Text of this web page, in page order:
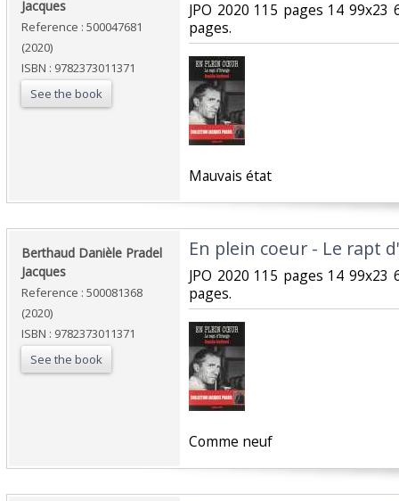
Jacques‎
Reference : 500047681
(2020)
ISBN : 9782373011371
See the book
‎JPO 2020 115 pages 14 99x23
pages.‎
‎Mauvais état‎
‎Berthaud Danièle Pradel
Jacques‎
Reference : 500081368
(2020)
ISBN : 9782373011371
See the book
‎En plein coeur - Le rapt
‎JPO 2020 115 pages 14 99x23
pages.‎
‎Comme neuf‎